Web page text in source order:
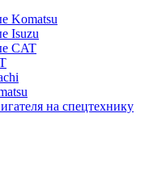
Komatsu
Isuzu
CAT
на спецтехнику